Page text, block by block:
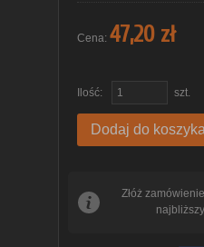
Cena: 47,20 zł
Ilość: szt.
Dodaj do koszyka
Złóż